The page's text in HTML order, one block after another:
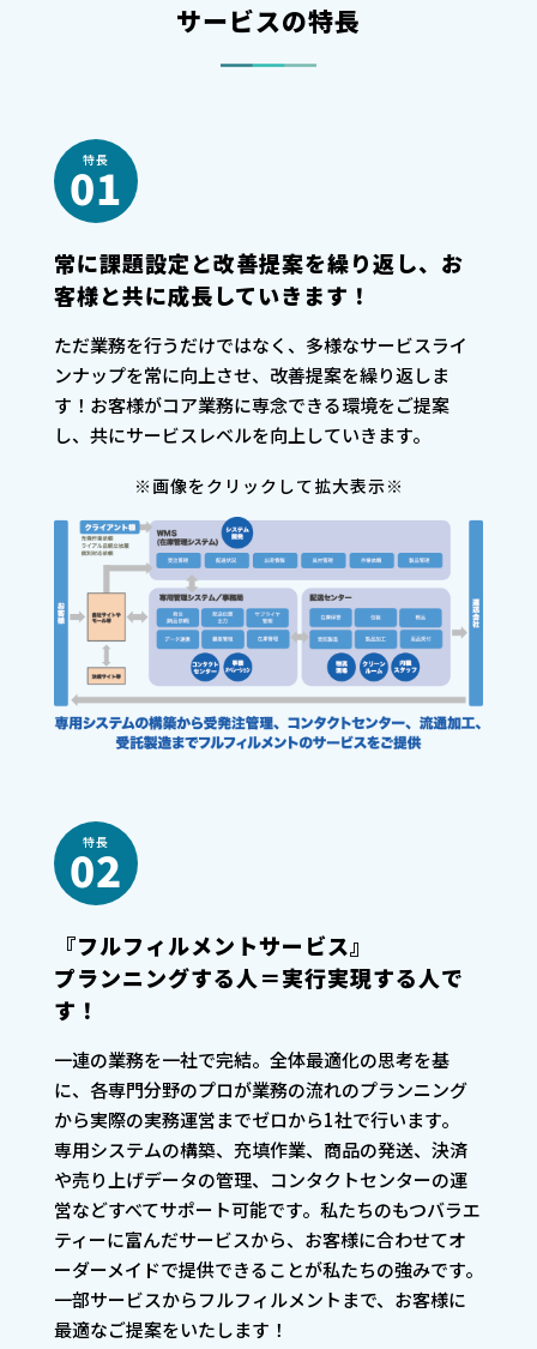
サービスの特長
※画像をクリックして拡大表示※
特長
01
常に課題設定と改善提案を繰り返し、お
客様と共に成長していきます！
ただ業務を行うだけではなく、多様なサービスライ
ンナップを常に向上させ、改善提案を繰り返しま
す！お客様がコア業務に専念できる環境をご提案
し、共にサービスレベルを向上していきます。
特長
02
『フルフィルメントサービス』
プランニングする人＝実行実現する人で
す！
一連の業務を一社で完結。全体最適化の思考を基
に、各専門分野のプロが業務の流れのプランニング
から実際の実務運営までゼロから1社で行います。
専用システムの構築、充填作業、商品の発送、決済
や売り上げデータの管理、コンタクトセンターの運
営などすべてサポート可能です。私たちのもつバラエ
ティーに富んだサービスから、お客様に合わせてオ
ーダーメイドで提供できることが私たちの強みです。
一部サービスからフルフィルメントまで、お客様に
最適なご提案をいたします！